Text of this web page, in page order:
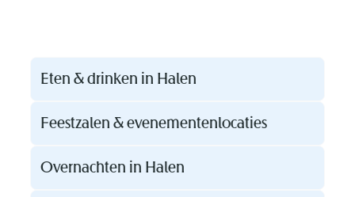
Thema's
Eten & drinken in Halen
Feestzalen & evenementenlocaties
Overnachten in Halen